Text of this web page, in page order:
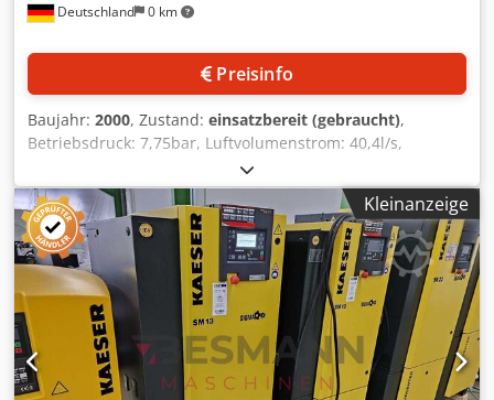
Deutschland 0 km
Preisinfo
Baujahr: 2000, Zustand: einsatzbereit (gebraucht),
Betriebsdruck: 7,75bar, Luftvolumenstrom: 40,4l/s,
Leistung: 15kW, Drehzahl: 3000U/min, Maschinengewicht:
ca. 450kg. Eine Besichtigung vor Ort ist möglich. Dcedpfx
Aswfg Hhsctek
Kleinanzeige